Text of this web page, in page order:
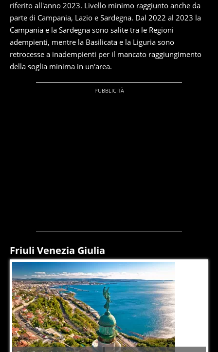
riferito all'anno 2023. Livello minimo raggiunto anche da
parte di Campania, Lazio e Sardegna. Dal 2022 al 2023 la
Campania e la Sardegna sono salite tra le Regioni
adempienti, mentre la Basilicata e la Liguria sono
retrocesse a inadempienti per il mancato raggiungimento
della soglia minima in un'area.
Friuli Venezia Giulia